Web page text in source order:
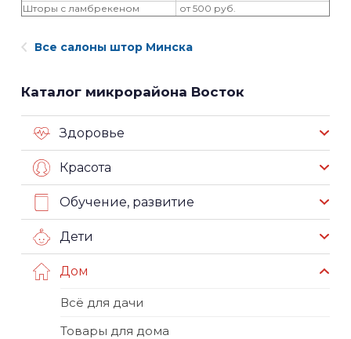
Шторы с ламбрекеном
от 500 руб.
Все салоны штор Минска
Каталог микрорайона Восток
Здоровье
Красота
Обучение, развитие
Дети
Дом
Всё для дачи
Товары для дома